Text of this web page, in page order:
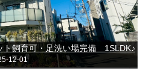
飼育可・足洗い場完備 1SLDK♪
12-01